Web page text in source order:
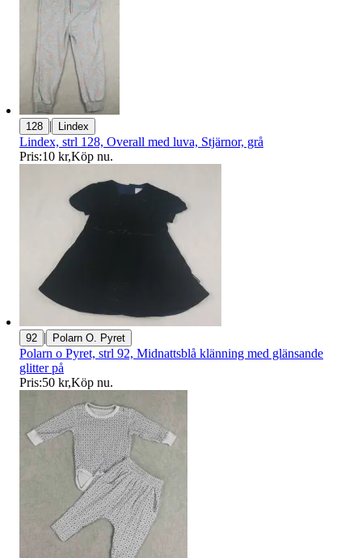
128 | Lindex
Lindex, strl 128, Overall med luva, Stjärnor, grå
Pris:10 kr,Köp nu.
92 | Polarn O. Pyret
Polarn o Pyret, strl 92, Midnattsblå klänning med glänsande
glitter på
Pris:50 kr,Köp nu.